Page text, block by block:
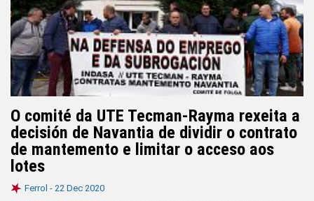
O comité da UTE Tecman-Rayma rexeita a
decisión de Navantia de dividir o contrato
de mantemento e limitar o acceso aos
lotes
Ferrol - 22 Dec 2020